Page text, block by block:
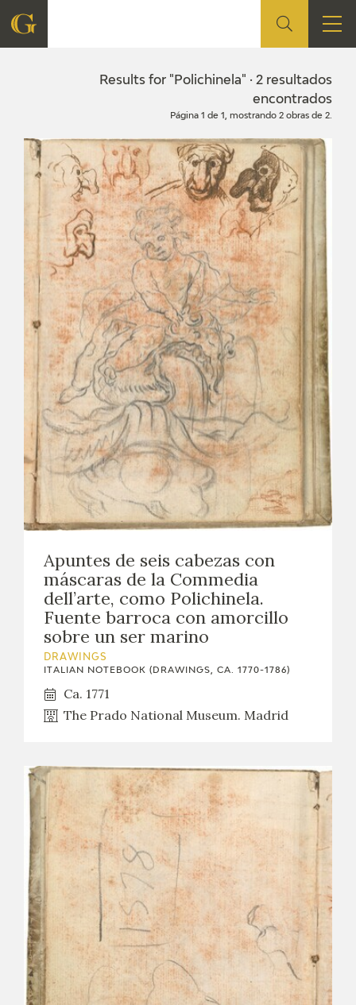
CIDG
CORPORATE ACTION
CONTACT
EXPOSICIONES
ACTIVIDADES
ACTUALIDAD
FRANCISCO DE GOYA
EL VIAJE DE GOYA
PREMIO ARAGÓN GOYA
EDICIONES
PUBLICACIONES
SHOP
Results for "Polichinela" · 2 resultados
encontrados
Página 1 de 1, mostrando 2 obras de 2.
Apuntes de seis cabezas con
máscaras de la Commedia
dell’arte, como Polichinela.
Fuente barroca con amorcillo
sobre un ser marino
DRAWINGS
ITALIAN NOTEBOOK (DRAWINGS, CA. 1770-1786)
Ca. 1771
The Prado National Museum. Madrid